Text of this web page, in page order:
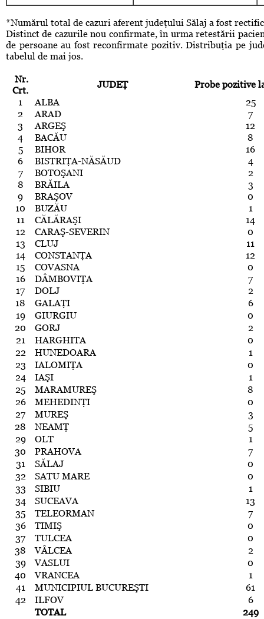
*Numărul total de cazuri aferent judeţului Sălaj a fost
Distinct de cazurile nou confirmate, în urma retestării
de persoane au fost reconfirmate pozitiv. Distribuţia pe
tabelul de mai jos.
Nr.
Crt.
JUDEŢ
Probe pozitive
1
ALBA
25
2
ARAD
7
3
ARGEŞ
12
4
BACĂU
8
5
BIHOR
16
6
BISTRIŢA-NĂSĂUD
4
7
BOTOŞANI
2
8
BRĂILA
3
9
BRAŞOV
0
10
BUZĂU
1
11
CĂLĂRAŞI
14
12
CARAŞ-SEVERIN
0
13
CLUJ
11
14
CONSTANŢA
12
15
COVASNA
0
16
DÂMBOVIŢA
7
17
DOLJ
2
18
GALAŢI
6
19
GIURGIU
0
20
GORJ
2
21
HARGHITA
0
22
HUNEDOARA
1
23
IALOMIŢA
0
24
IAŞI
1
25
MARAMUREŞ
8
26
MEHEDINŢI
0
27
MUREŞ
3
28
NEAMŢ
5
29
OLT
1
30
PRAHOVA
7
31
SĂLAJ
0
32
SATU MARE
0
33
SIBIU
1
34
SUCEAVA
13
35
TELEORMAN
7
36
TIMIŞ
0
37
TULCEA
0
38
VÂLCEA
2
39
VASLUI
0
40
VRANCEA
1
41
MUNICIPIUL BUCUREŞTI
61
42
ILFOV
6
TOTAL
249